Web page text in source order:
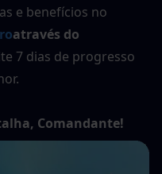
e benefícios no
através do
7 dias de progresso
Comandante!